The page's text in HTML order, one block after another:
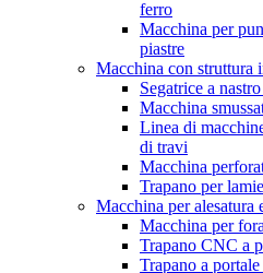
ferro
Macchina per
piastre
Macchina con struttura
Segatrice a
Macchina
Linea di
di travi
Macchina
Trapano per
Macchina per alesatura
Macchina per
Trapano CNC a
Trapano a